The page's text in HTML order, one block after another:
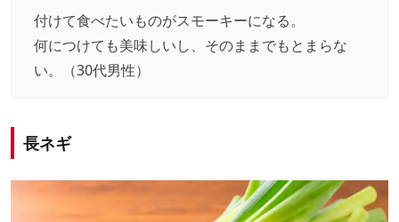
付けて食べたいものがスモーキーになる。
何につけても美味しいし、そのままでもとまらな
い。（30代男性）
長ネギ